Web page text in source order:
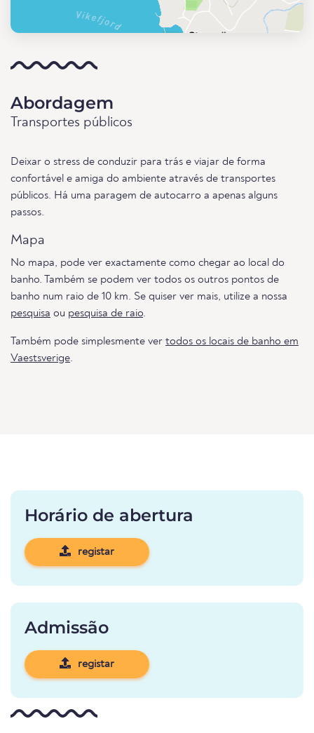
Abordagem
Transportes públicos
Deixar o stress de conduzir para trás e viajar de forma
confortável e amiga do ambiente através de transportes
públicos. Há uma paragem de autocarro a apenas alguns
passos.
Mapa
No mapa, pode ver exactamente como chegar ao local do
banho. Também se podem ver todos os outros pontos de
banho num raio de 10 km. Se quiser ver mais, utilize a nossa
pesquisa ou pesquisa de raio.
Também pode simplesmente ver todos os locais de banho em
Vaestsverige.
Horário de abertura
registar
Admissão
registar